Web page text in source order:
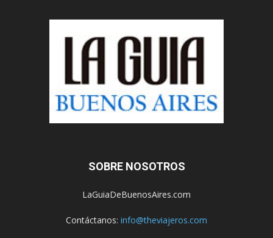
SOBRE NOSOTROS
LaGuiaDeBuenosAires.com
Contáctanos: info@theviajeros.com